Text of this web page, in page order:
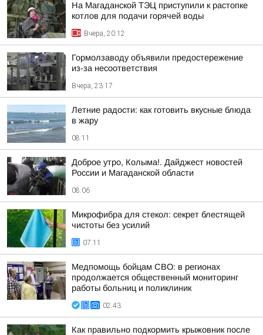
На Магаданской ТЭЦ приступили к растопке
котлов для подачи горячей воды
Вчера, 20:12
Гормолзаводу объявили предостережение
из-за несоответствия
Вчера, 23:17
Летние радости: как готовить вкусные блюда
в жару
08:11
Доброе утро, Колыма!. Дайджест новостей
России и Магаданской области
08:06
Микрофибра для стекол: секрет блестящей
чистоты без усилий
07:11
Медпомощь бойцам СВО: в регионах
продолжается общественный мониторинг
работы больниц и поликлиник
02:43
Как правильно подкормить крыжовник после